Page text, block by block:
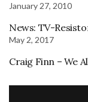
January 27, 2010
News: TV-
May 2, 2017
Craig Finn – We